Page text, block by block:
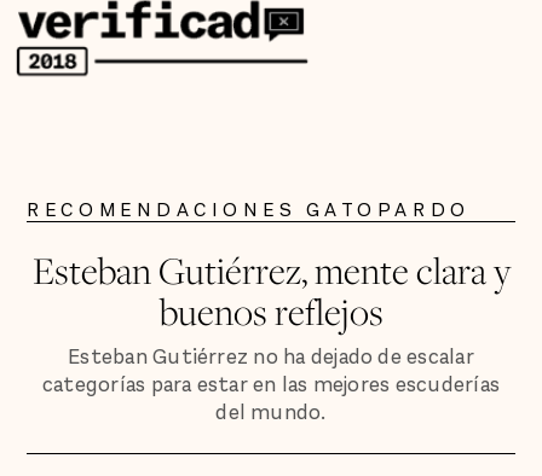
RECOMENDACIONES GATOPARDO
Esteban Gutiérrez, mente clara y
buenos reflejos
Esteban Gutiérrez no ha dejado de escalar
categorías para estar en las mejores escuderías
del mundo.